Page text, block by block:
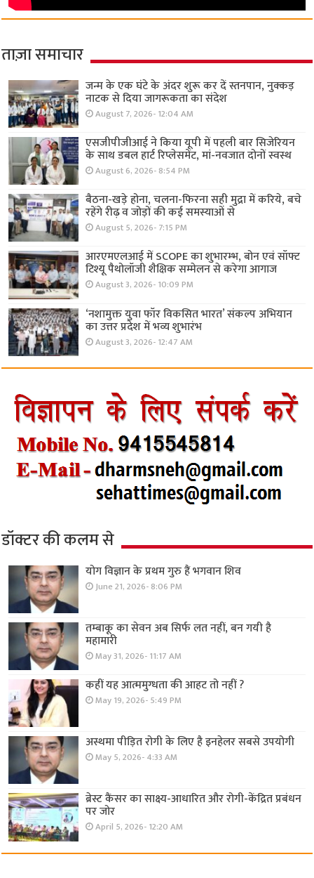
ताज़ा समाचार
जन्म के एक घंटे के अंदर शुरू कर दें स्तनपान, नुक्कड़
नाटक से दिया जागरूकता का संदेश
August 7, 2026- 12:04 AM
एसजीपीजीआई ने किया यूपी में पहली बार सिजेरियन
के साथ डबल हार्ट रिप्लेसमेंट, मां-नवजात दोनों स्वस्थ
August 6, 2026- 8:54 PM
बैठना-खड़े होना, चलना-फिरना सही मुद्रा में करिये, बचे
रहेंगे रीढ़ व जोड़ों की कई समस्याओं से
August 5, 2026- 7:15 PM
आरएमएलआई में SCOPE का शुभारम्भ, बोन एवं सॉफ्ट
टिश्यू पैथोलॉजी शैक्षिक सम्मेलन से करेगा आगाज
August 3, 2026- 10:09 PM
‘नशामुक्त युवा फॉर विकसित भारत’ संकल्प अभियान
का उत्तर प्रदेश में भव्य शुभारंभ
August 3, 2026- 12:47 AM
डॉक्टर की कलम से
योग विज्ञान के प्रथम गुरु हैं भगवान शिव
June 21, 2026- 8:06 PM
तम्बाकू का सेवन अब सिर्फ लत नहीं, बन गयी है
महामारी
May 31, 2026- 11:17 AM
कहीं यह आत्ममुग्धता की आहट तो नहीं ?
May 19, 2026- 5:49 PM
अस्थमा पीड़ित रोगी के लिए है इनहेलर सबसे उपयोगी
May 5, 2026- 4:33 AM
ब्रेस्ट कैंसर का साक्ष्य-आधारित और रोगी-केंद्रित प्रबंधन
पर जोर
April 5, 2026- 12:20 AM